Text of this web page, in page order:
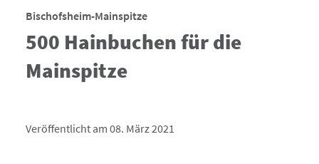
Bischofsheim-Mainspitze
500 Hainbuchen für die
Mainspitze
Veröffentlicht am 08. März 2021